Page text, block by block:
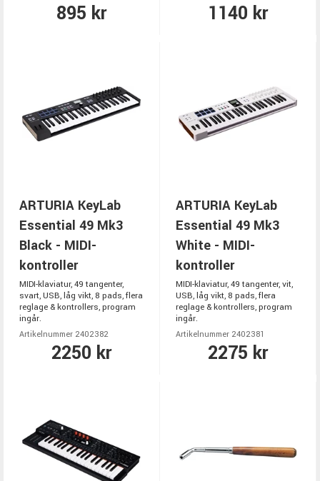
895 kr 1140 kr
ARTURIA KeyLab
Essential 49 Mk3
Black - MIDI-
kontroller
MIDI-klaviatur, 49 tangenter,
svart, USB, låg vikt, 8 pads, flera
reglage & kontrollers, program
ingår.
Artikelnummer 2402382
2250 kr
ARTURIA KeyLab
Essential 49 Mk3
White - MIDI-
kontroller
MIDI-klaviatur, 49 tangenter, vit,
USB, låg vikt, 8 pads, flera
reglage & kontrollers, program
ingår.
Artikelnummer 2402381
2275 kr